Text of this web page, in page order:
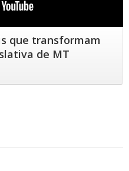
que transformam
de MT